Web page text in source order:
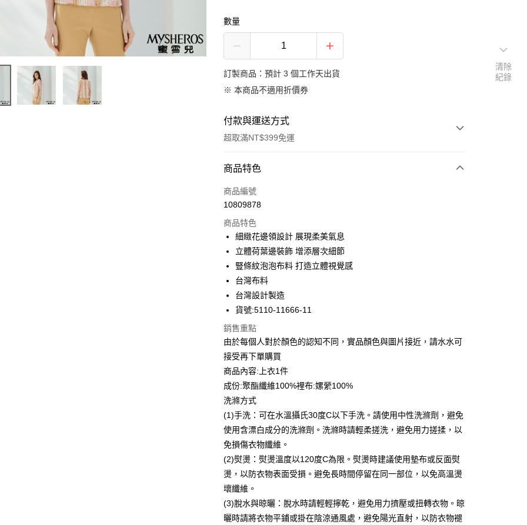
數量
訂製商品：預計 3 個工作天出貨
※ 本商品不適用折價券
付款與運送方式
超取滿NT$399免運
付款方式
信用卡一次付款
3 期 0 利率 每期 NT$713
合作金庫商業銀行
華南商業銀行
國泰世華商業銀行
臺灣中小企業銀行
匯豐（台灣）商業銀行
聯邦商業銀行
玉山商業銀行
星展（台灣）商業銀行
台新國際商業銀行
台灣樂天信用卡公司
LINE Pay
街口支付
全盈+PAY
ATM付款
貨到付款
運送方式
付款後全家取貨
每筆NT$80，滿NT$399(含以上)免運費
付款後7-11取貨
宅配到府
商品特色
商品編號
10809878
商品特色
細緻花邊領設計 展現柔美氣息
立體荷葉邊裝飾 增添層次細節
豎條紋泡泡布料 打造立體視覺感
台灣布料
台灣設計製造
貨號:5110-11666-11
銷售重點
由於每個人對於顏色的認知不同，實品顏色與圖片接近，請水水可
接受再下單購買
商品內容:上衣1件
成份:聚酯纖維100%裡布:嫘縈100%
洗滌方式
(1)手洗：可在水溫攝氏30度C以下手洗。請使用中性洗滌劑，避免
使用含漂白成分的洗滌劑。洗滌時請輕柔搓洗，避免用力搓揉，以
免損傷衣物纖維。
(2)熨燙：熨燙溫度以120度C為限。熨燙時建議使用墊布或反面熨
燙，以防衣物表面受損。避免長時間停留在同一部位，以免高溫燙
壞纖維。
(3)脫水與晾曬：脫水時請輕輕擰乾，避免用力擠壓或扭轉衣物。晾
曬時請將衣物平鋪或掛在陰涼通風處，避免陽光直射，以防衣物褪
清除
紀錄